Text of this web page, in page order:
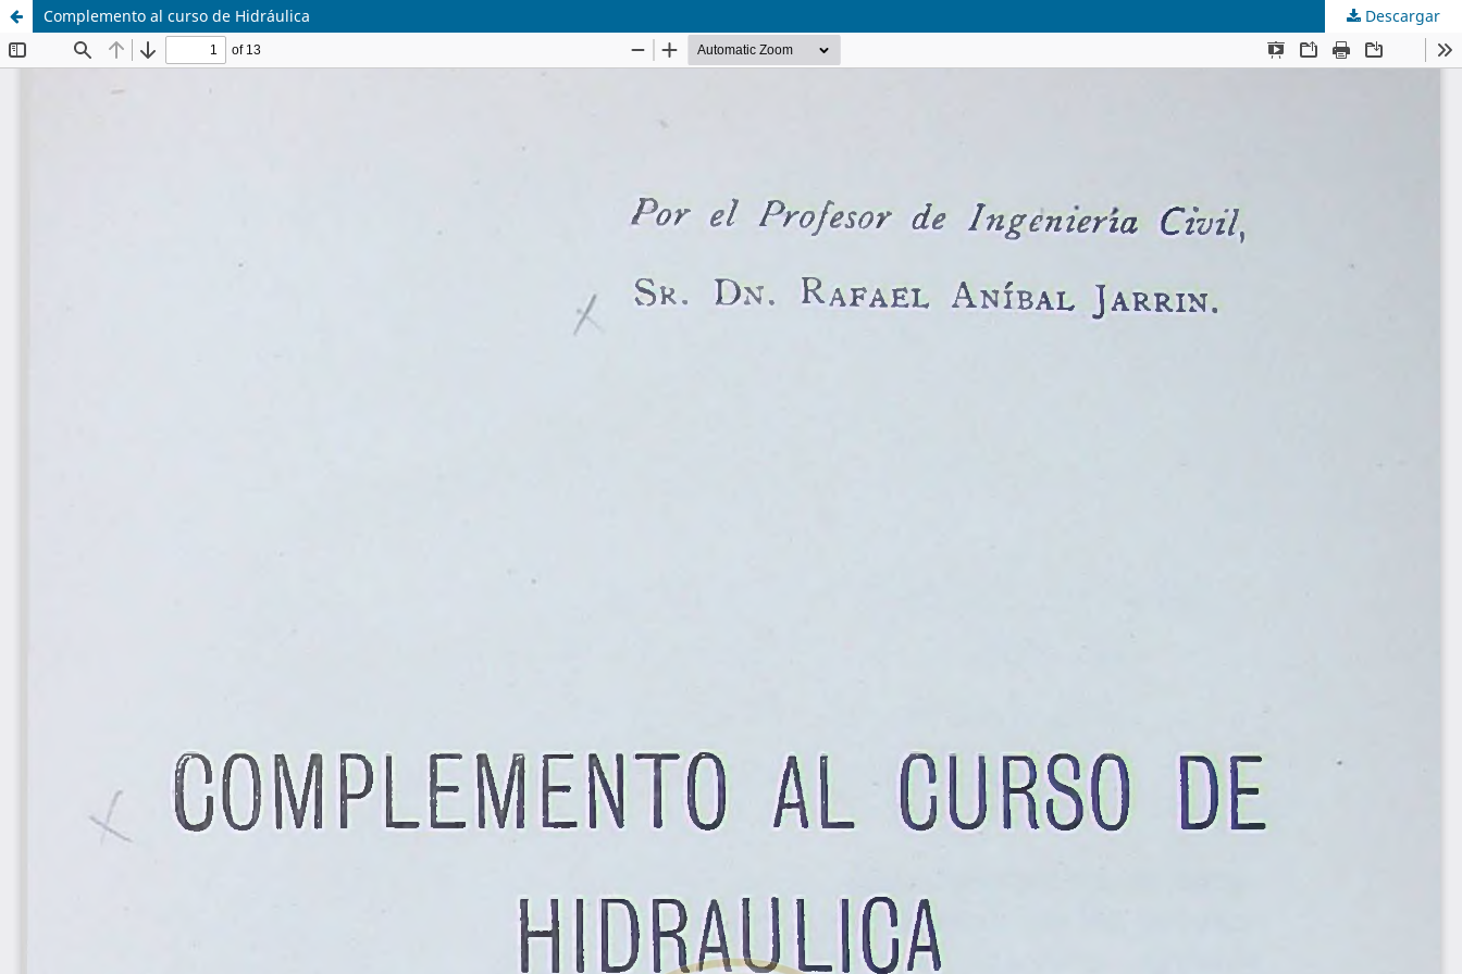
Complemento al curso de Hidráulica Descargar